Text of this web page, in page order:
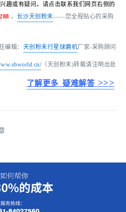
趣或有疑问 ，请点击联系我们网页右侧的
， 长沙天创粉末——您全程贴心的采购
编辑： 天创粉末行星球磨机厂家-采购顾问
（天创粉末)转载请注明出处
了解更多 疑难解答 >>>